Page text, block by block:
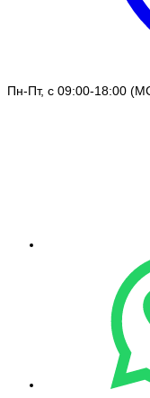
Пн-Пт, с 09:00-18:00